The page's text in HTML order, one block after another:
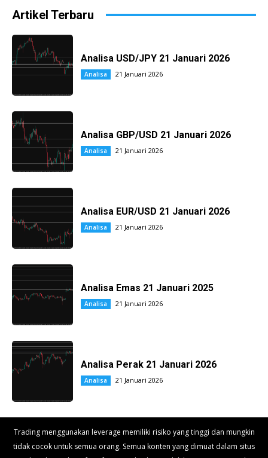
Artikel Terbaru
Analisa USD/JPY 21 Januari 2026
Analisa 21 Januari 2026
Analisa GBP/USD 21 Januari 2026
Analisa 21 Januari 2026
Analisa EUR/USD 21 Januari 2026
Analisa 21 Januari 2026
Analisa Emas 21 Januari 2025
Analisa 21 Januari 2026
Analisa Perak 21 Januari 2026
Analisa 21 Januari 2026
Trading menggunakan leverage memiliki risiko yang tinggi dan mungkin
tidak cocok untuk semua orang. Semua konten yang dimuat dalam situs